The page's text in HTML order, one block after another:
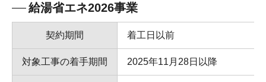
給湯省エネ2026事業
契約期間 着工日以前
対象工事の着手期間 2025年11月28日以降